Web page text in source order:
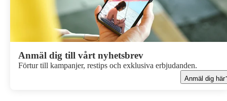
Anmäl dig till vårt nyhetsbrev
Förtur till kampanjer, restips och exklusiva erbjudanden.
Anmäl dig här